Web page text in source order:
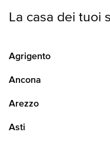
La casa dei tuoi
Agrigento
Ancona
Arezzo
Asti